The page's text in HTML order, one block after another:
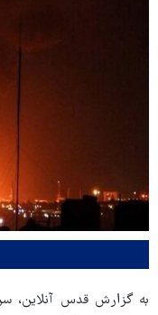
به گزارش قدس آنلاین،